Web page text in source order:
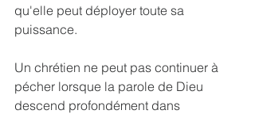
qu'elle peut déployer toute sa
puissance.
Un chrétien ne peut pas continuer à
pécher lorsque la parole de Dieu
descend profondément dans